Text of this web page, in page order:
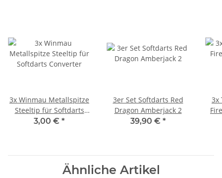
3x Winmau Metallspitze
Steeltip für Softdarts
Converter
3,00 € *
3er Set Softdarts Red
Dragon Amberjack 2
39,90 € *
3x
Ähnliche Artikel